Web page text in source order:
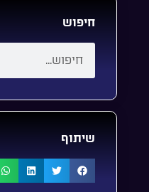
חיפוש
שיתוף